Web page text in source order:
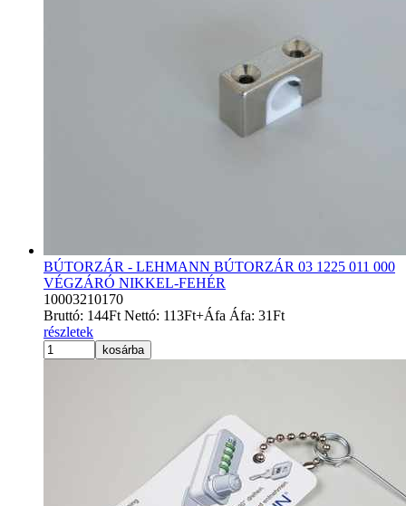
BÚTORZÁR - LEHMANN BÚTORZÁR 03 1225 011 000
VÉGZÁRÓ NIKKEL-FEHÉR
10003210170
Bruttó: 144Ft Nettó: 113Ft+Áfa Áfa: 31Ft
részletek
kosárba